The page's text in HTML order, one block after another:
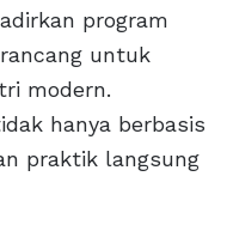
program
untuk
modern.
hanya berbasis
praktik langsung